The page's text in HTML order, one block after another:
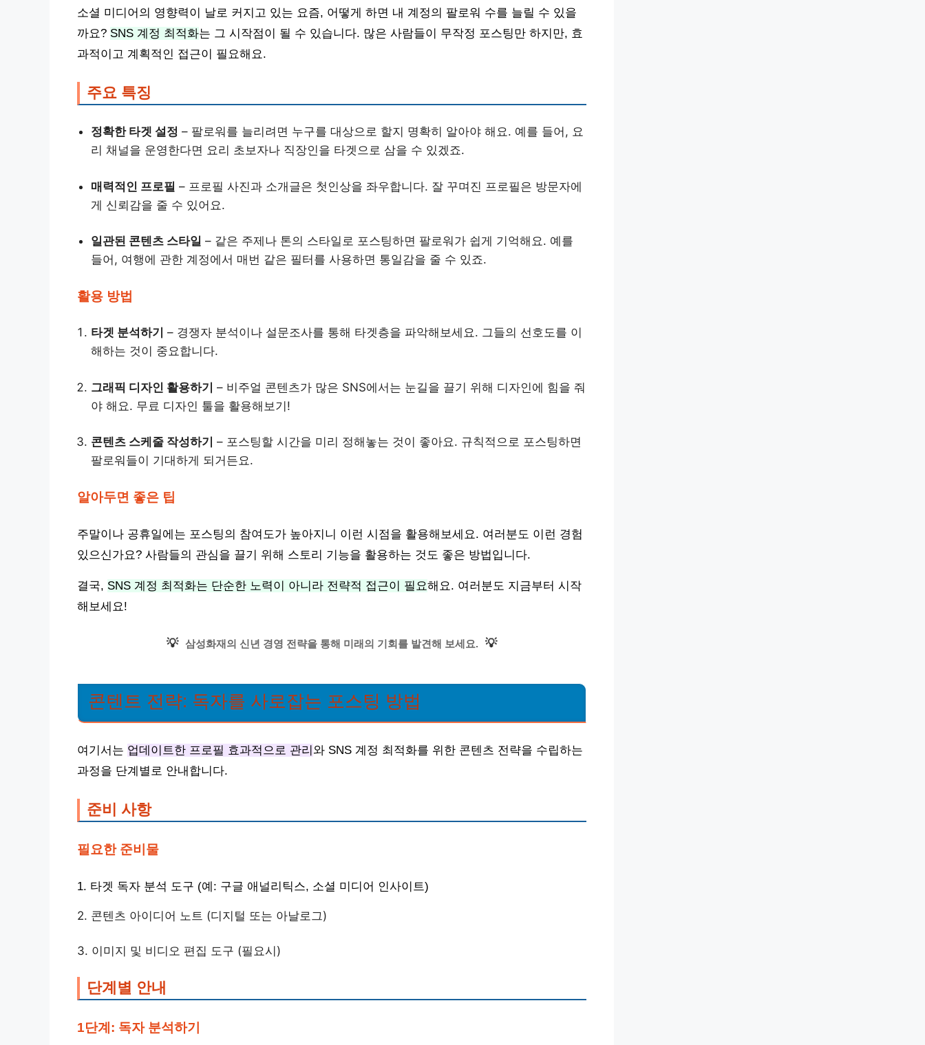
소셜 미디어의 영향력이 날로 커지고 있는 요즘, 어떻게 하면 내 계정의 팔로워 수를 늘릴 수 있을
까요? SNS 계정 최적화는 그 시작점이 될 수 있습니다. 많은 사람들이 무작정 포스팅만 하지만, 효
과적이고 계획적인 접근이 필요해요.
주요 특징
정확한 타겟 설정 – 팔로워를 늘리려면 누구를 대상으로 할지 명확히 알아야 해요. 예를 들어, 요
리 채널을 운영한다면 요리 초보자나 직장인을 타겟으로 삼을 수 있겠죠.
매력적인 프로필 – 프로필 사진과 소개글은 첫인상을 좌우합니다. 잘 꾸며진 프로필은 방문자에
게 신뢰감을 줄 수 있어요.
일관된 콘텐츠 스타일 – 같은 주제나 톤의 스타일로 포스팅하면 팔로워가 쉽게 기억해요. 예를
들어, 여행에 관한 계정에서 매번 같은 필터를 사용하면 통일감을 줄 수 있죠.
활용 방법
타겟 분석하기 – 경쟁자 분석이나 설문조사를 통해 타겟층을 파악해보세요. 그들의 선호도를 이
해하는 것이 중요합니다.
그래픽 디자인 활용하기 – 비주얼 콘텐츠가 많은 SNS에서는 눈길을 끌기 위해 디자인에 힘을 줘
야 해요. 무료 디자인 툴을 활용해보기!
콘텐츠 스케줄 작성하기 – 포스팅할 시간을 미리 정해놓는 것이 좋아요. 규칙적으로 포스팅하면
팔로워들이 기대하게 되거든요.
알아두면 좋은 팁
주말이나 공휴일에는 포스팅의 참여도가 높아지니 이런 시점을 활용해보세요. 여러분도 이런 경험
있으신가요? 사람들의 관심을 끌기 위해 스토리 기능을 활용하는 것도 좋은 방법입니다.
결국, SNS 계정 최적화는 단순한 노력이 아니라 전략적 접근이 필요해요. 여러분도 지금부터 시작
해보세요!
💡 삼성화재의 신년 경영 전략을 통해 미래의 기회를 발견해 보세요. 💡
콘텐트 전략: 독자를 사로잡는 포스팅 방법
여기서는 업데이트한 프로필 효과적으로 관리 와 SNS 계정 최적화를 위한 콘텐츠 전략을 수립하는
과정을 단계별로 안내합니다.
준비 사항
필요한 준비물
1. 타겟 독자 분석 도구 (예: 구글 애널리틱스, 소셜 미디어 인사이트)
2. 콘텐츠 아이디어 노트 (디지털 또는 아날로그)
3. 이미지 및 비디오 편집 도구 (필요시)
단계별 안내
1단계: 독자 분석하기